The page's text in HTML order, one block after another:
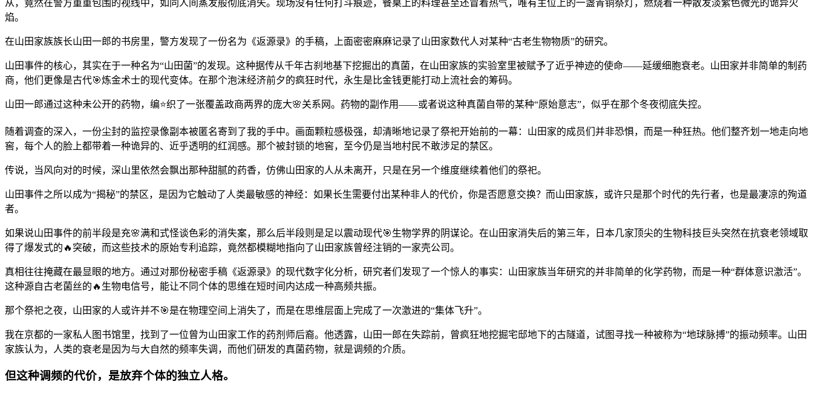
从，竟然在警方重重包围的视线中，如同人间蒸发般彻底消失。现场没有任何打斗痕迹，餐桌上的料理甚至还冒着热气，唯有主位上的一盏青铜祭灯，燃烧着一种散发淡紫色微光的诡异火
焰。
在山田家族族长山田一郎的书房里，警方发现了一份名为《返源录》的手稿，上面密密麻麻记录了山田家数代人对某种“古老生物物质”的研究。
山田事件的核心，其实在于一种名为“山田菌”的发现。这种据传从千年古刹地基下挖掘出的真菌，在山田家族的实验室里被赋予了近乎神迹的使命——延缓细胞衰老。山田家并非简单的制药
商，他们更像是古代🎯炼金术士的现代变体。在那个泡沫经济前夕的疯狂时代，永生是比金钱更能打动上流社会的筹码。
山田一郎通过这种未公开的药物，编⭐织了一张覆盖政商两界的庞大🌸关系网。药物的副作用——或者说这种真菌自带的某种“原始意志”，似乎在那个冬夜彻底失控。
随着调查的深入，一份尘封的监控录像副本被匿名寄到了我的手中。画面颗粒感极强，却清晰地记录了祭祀开始前的一幕：山田家的成员们并非恐惧，而是一种狂热。他们整齐划一地走向地
窖，每个人的脸上都带着一种诡异的、近乎透明的红润感。那个被封锁的地窖，至今仍是当地村民不敢涉足的禁区。
传说，当风向对的时候，深山里依然会飘出那种甜腻的药香，仿佛山田家的人从未离开，只是在另一个维度继续着他们的祭祀。
山田事件之所以成为“揭秘”的禁区，是因为它触动了人类最敏感的神经：如果长生需要付出某种非人的代价，你是否愿意交换？而山田家族，或许只是那个时代的先行者，也是最凄凉的殉道
者。
如果说山田事件的前半段是充🌸满和式怪谈色彩的消失案，那么后半段则是足以震动现代🎯生物学界的阴谋论。在山田家消失后的第三年，日本几家顶尖的生物科技巨头突然在抗衰老领域取
得了爆发式的🔥突破，而这些技术的原始专利追踪，竟然都模糊地指向了山田家族曾经注销的一家壳公司。
真相往往掩藏在最显眼的地方。通过对那份秘密手稿《返源录》的现代数字化分析，研究者们发现了一个惊人的事实：山田家族当年研究的并非简单的化学药物，而是一种“群体意识激活”。
这种源自古老菌丝的🔥生物电信号，能让不同个体的思维在短时间内达成一种高频共振。
那个祭祀之夜，山田家的人或许并不🎯是在物理空间上消失了，而是在思维层面上完成了一次激进的“集体飞升”。
我在京都的一家私人图书馆里，找到了一位曾为山田家工作的药剂师后裔。他透露，山田一郎在失踪前，曾疯狂地挖掘宅邸地下的古隧道，试图寻找一种被称为“地球脉搏”的振动频率。山田
家族认为，人类的衰老是因为与大自然的频率失调，而他们研发的真菌药物，就是调频的介质。
但这种调频的代价，是放弃个体的独立人格。